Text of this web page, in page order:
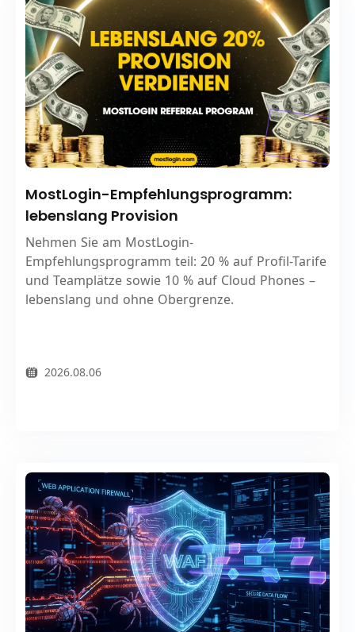
MostLogin-Empfehlungsprogramm:
lebenslang Provision
Nehmen Sie am MostLogin-
Empfehlungsprogramm teil: 20 % auf Profil-Tarife
und Teamplätze sowie 10 % auf Cloud Phones –
lebenslang und ohne Obergrenze.
2026.08.06